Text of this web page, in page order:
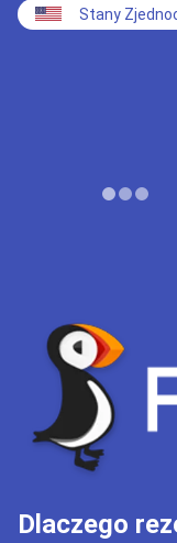
Stany
Dlaczego